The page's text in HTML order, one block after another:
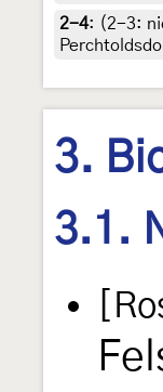
2-4: (2-3:
3.
3.1.